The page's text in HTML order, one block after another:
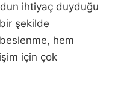
ihtiyaç duyduğu
bir şekilde
beslenme, hem
için çok